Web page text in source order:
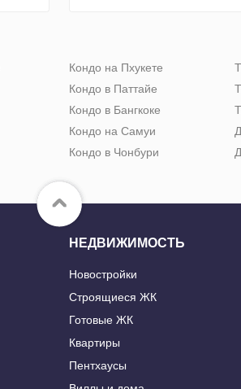
Кондо на Пхукете
Кондо в Паттайе
Кондо в Бангкоке
Кондо на Самуи
Кондо в Чонбури
НЕДВИЖИМОСТЬ
Новостройки
Строящиеся ЖК
Готовые ЖК
Квартиры
Пентхаусы